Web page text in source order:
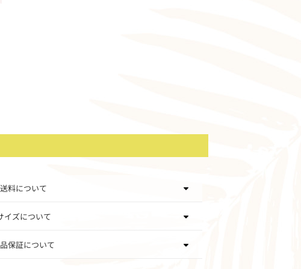
送料について
イズについて
保証について